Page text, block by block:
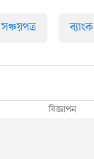
সঞ্চয়পত্র ব্যাংক